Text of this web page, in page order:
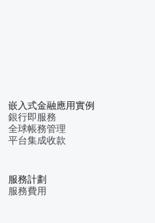
嵌入式金融應用實例
銀行即服務
全球帳務管理
平台集成收款
服務計劃
服務費用